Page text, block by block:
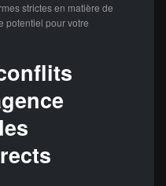
strictes en matière de
potentiel pour votre